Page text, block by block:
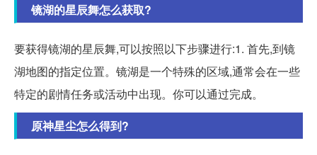
镜湖的星辰舞怎么获取?
要获得镜湖的星辰舞,可以按照以下步骤进行:1. 首先,到镜
湖地图的指定位置。镜湖是一个特殊的区域,通常会在一些
特定的剧情任务或活动中出现。你可以通过完成。
原神星尘怎么得到?